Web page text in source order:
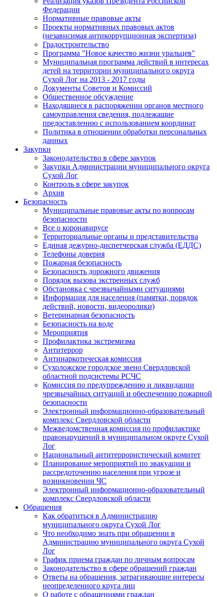
Федерации
Нормативные правовые акты
Проекты нормативных правовых актов
(независимая антикоррупционная экспертиза)
Градостроительство
Программа "Новое качество жизни уральцев"
Муниципальная программа действий в интересах
детей на территории муниципального округа
Сухой Лог на 2013 - 2017 годы
Документы Советов и Комиссий
Общественное обсуждение
Находящиеся в распоряжении органов местного
самоуправления сведения, подлежащие
предоставлению с использованием координат
Политика в отношении обработки персональных
данных
Закупки
Законодательство в сфере закупок
Закупки Администрации муниципального округа
Сухой Лог
Контроль в сфере закупок
Архив
Безопасность
Муниципальные правовые акты по вопросам
безопасности
Все о коронавирусе
Территориальные органы и представительства
Единая дежурно-диспетчерская служба (ЕДДС)
Телефоны доверия
Пожарная безопасность
Безопасность дорожного движения
Порядок вызова экстренных служб
Обстановка с чрезвычайными ситуациями
Информация для населения (памятки, порядок
действий, новости, видеоролики)
Ветеринарная безопасность
Безопасность на воде
Мероприятия
Профилактика экстремизма
Антитеррор
Антинаркотическая комиссия
Сухоложское городское звено Свердловской
областной подсистемы РСЧС
Комиссия по предупреждению и ликвидации
чрезвычайных ситуаций и обеспечению пожарной
безопасности
Электронный информационно-образовательный
комплекс Cвердловской области
Межведомственная комиссия по профилактике
правонарушений в муниципальном округе Сухой
Лог
Национальный антитеррористический комитет
Планирование мероприятий по эвакуации и
рассредоточению населения при угрозе и
возникновении ЧС
Электронный информационно-образовательный
комплекс Свердловской области
Обращения
Как обратиться в Администрацию
муниципального округа Сухой Лог
Что необходимо знать при обращении в
Администрацию муниципального округа Сухой
Лог
График приема граждан по личным вопросам
Законодательство в сфере обращений граждан
Ответы на обращения, затрагивающие интересы
неопределенного круга лиц
О работе с обращениями граждан